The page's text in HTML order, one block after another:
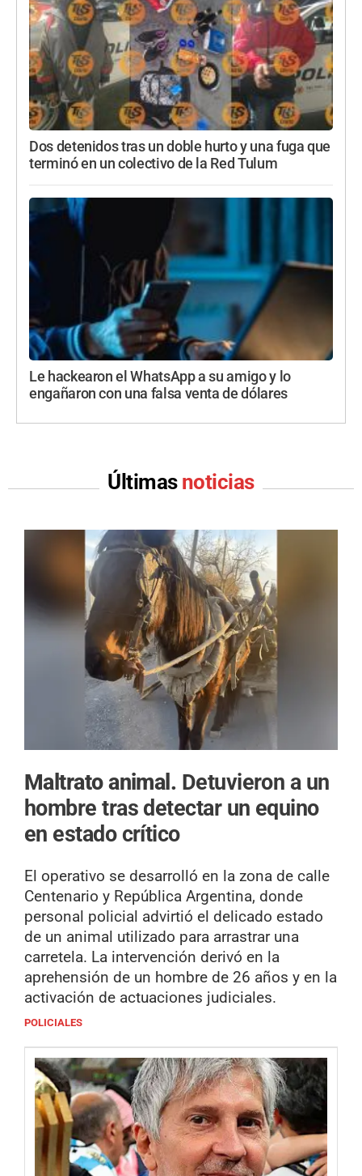
Dos detenidos tras un doble hurto y una fuga que
terminó en un colectivo de la Red Tulum
Le hackearon el WhatsApp a su amigo y lo
engañaron con una falsa venta de dólares
Últimas noticias
Maltrato animal. Detuvieron a un
hombre tras detectar un equino
en estado crítico
El operativo se desarrolló en la zona de calle
Centenario y República Argentina, donde
personal policial advirtió el delicado estado
de un animal utilizado para arrastrar una
carretela. La intervención derivó en la
aprehensión de un hombre de 26 años y en la
activación de actuaciones judiciales.
POLICIALES